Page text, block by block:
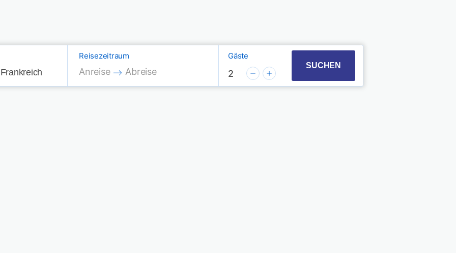
Reisezeitraum
Press the down arrow key to interact with the calendar and select a date. Press the
Anreise
Press the down arrow key to interact with the calendar and select a date.
Abreise
Gäste
2
SUCHEN